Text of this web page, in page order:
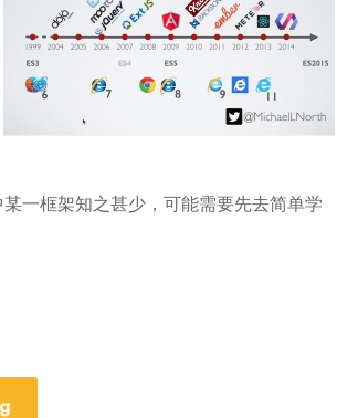
一框架知之甚少，可能需要先去简单学